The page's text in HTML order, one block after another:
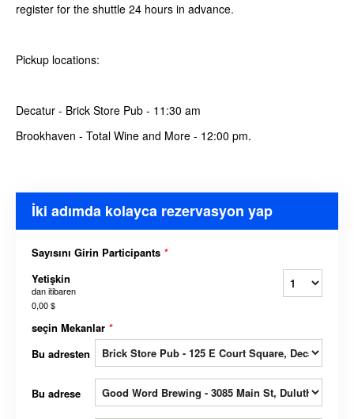
register for the shuttle 24 hours in advance.
Pickup locations:
Decatur - Brick Store Pub - 11:30 am
Brookhaven - Total Wine and More - 12:00 pm.
İki adımda kolayca rezervasyon yap
Sayısını Girin Participants *
Yetişkin
dan itibaren
0,00 $
seçin Mekanlar *
Bu adresten
Bu adrese